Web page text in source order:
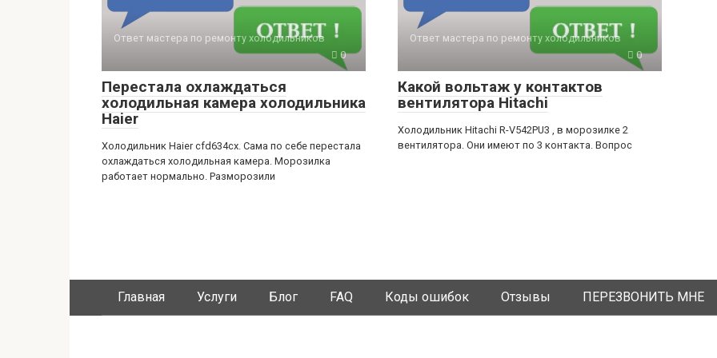
Ответ мастера по ремонту холодильников
0
Перестала охлаждаться
холодильная камера холодильника
Haier
Холодильник Haier cfd634cx. Сама по себе перестала
охлаждаться холодильная камера. Морозилка
работает нормально. Разморозили
Ответ мастера по ремонту холодильников
0
Какой вольтаж у контактов
вентилятора Hitachi
Холодильник Hitachi R-V542PU3 , в морозилке 2
вентилятора. Они имеют по 3 контакта. Вопрос
Главная Услуги Блог FAQ Коды ошибок Отзывы ПЕРЕЗВОНИТЬ МНЕ